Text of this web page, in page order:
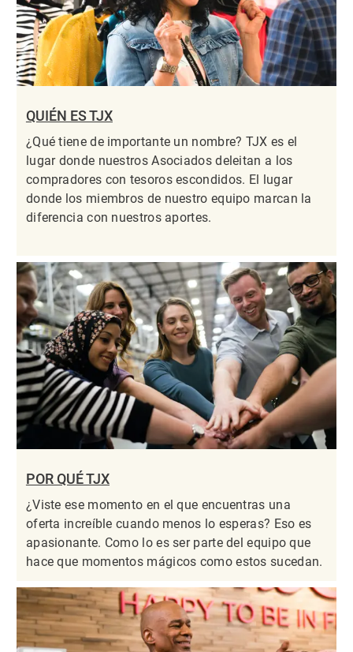
QUIÉN ES TJX
¿Qué tiene de importante un nombre? TJX es el
lugar donde nuestros Asociados deleitan a los
compradores con tesoros escondidos. El lugar
donde los miembros de nuestro equipo marcan la
diferencia con nuestros aportes.
POR QUÉ TJX
¿Viste ese momento en el que encuentras una
oferta increíble cuando menos lo esperas? Eso es
apasionante. Como lo es ser parte del equipo que
hace que momentos mágicos como estos sucedan.